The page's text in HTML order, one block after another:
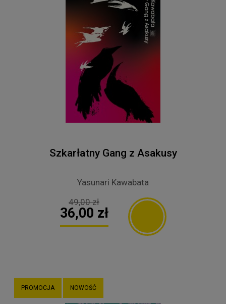
Szkarłatny Gang z Asakusy
Yasunari Kawabata
49,00 zł
36,00 zł
PROMOCJA NOWOŚĆ